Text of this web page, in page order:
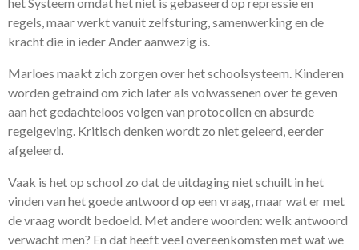
regels, maar werkt vanuit zelfsturing, samenwerking en de
kracht die in ieder Ander aanwezig is.
Marloes maakt zich zorgen over het schoolsysteem. Kinderen
worden getraind om zich later als volwassenen over te geven
aan het gedachteloos volgen van protocollen en absurde
regelgeving. Kritisch denken wordt zo niet geleerd, eerder
afgeleerd.
Vaak is het op school zo dat de uitdaging niet schuilt in het
vinden van het goede antwoord op een vraag, maar wat er met
de vraag wordt bedoeld. Met andere woorden: welk antwoord
verwacht men? En dat heeft veel overeenkomsten met wat we